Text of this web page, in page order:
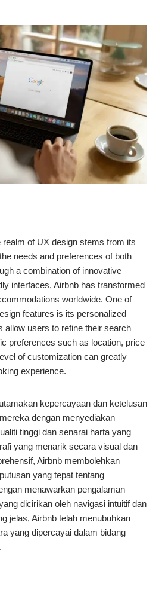
of UX design stems from its
needs and preferences of both
a combination of innovative
interfaces, Airbnb has transformed
worldwide. One of
features is its personalized
allow users to refine their search
preferences such as location, price
of customization can greatly
experience.
kepercayaan dan ketelusan
dengan menyediakan
tinggi dan senarai harta yang
yang menarik secara visual dan
Airbnb membolehkan
yang tepat tentang
menawarkan pengalaman
dicirikan oleh navigasi intuitif dan
jelas, Airbnb telah menubuhkan
yang dipercayai dalam bidang